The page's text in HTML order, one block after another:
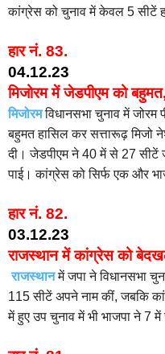
कांग्रेस को चुनाव में केवल 5 सीटें
हार नं. 83.
04.12.23
मिजोरम में जेडपीएम को
मिजोरमविधानसभा चुनाव में जोरम
बहुमत हासिल कर सत्तारूढ़ मिजो
दी। जेडपीएम ने 40 में से 27 सीटें
पाई। कांग्रेस को सिर्फ एक और
हार नं. 82.
03.12.23
राजस्थान में कांग्रेस को
राजस्थान में जपा ने विधानसभा
115 सीटें अपने नाम कीं, जबकि
में हुए उप चुनाव में भी भाजपा ने 7